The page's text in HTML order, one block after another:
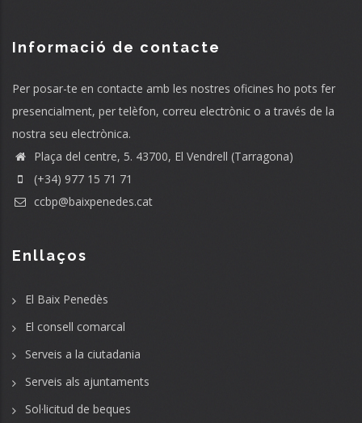
Informació de contacte
Per posar-te en contacte amb les nostres oficines ho pots fer
presencialment, per telèfon, correu electrònic o a través de la
nostra seu electrònica.
Plaça del centre, 5. 43700, El Vendrell (Tarragona)
(+34) 977 15 71 71
ccbp@baixpenedes.cat
Enllaços
El Baix Penedès
El consell comarcal
Serveis a la ciutadania
Serveis als ajuntaments
Sol·licitud de beques